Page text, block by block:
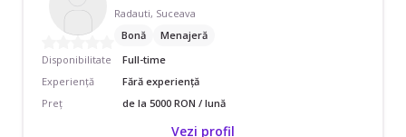
Radauti, Suceava
Bonă
Menajeră
Disponibilitate
Full-time
Experiență
Fără experiență
Preț
de la 5000 RON / lună
Vezi profil